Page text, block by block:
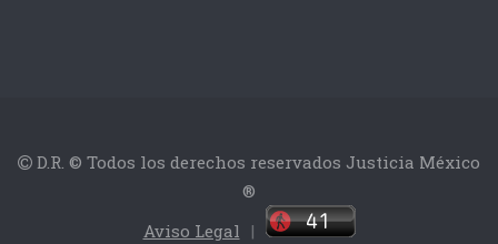
D.R. © Todos los derechos reservados Justicia México
®
Aviso Legal |